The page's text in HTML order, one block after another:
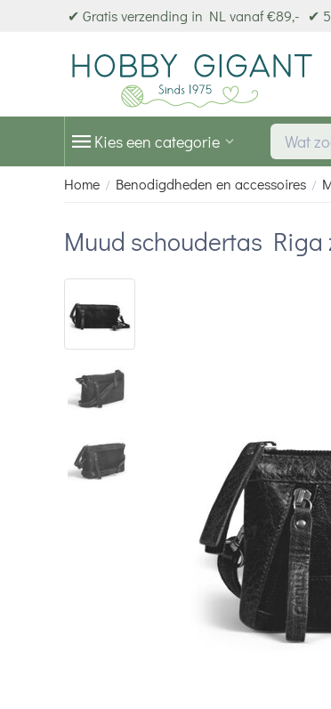
✔ Gratis verzending in NL vanaf €89,- ✔
Kies een categorie
Home / Benodigdheden en accessoires /
Muud schoudertas Riga